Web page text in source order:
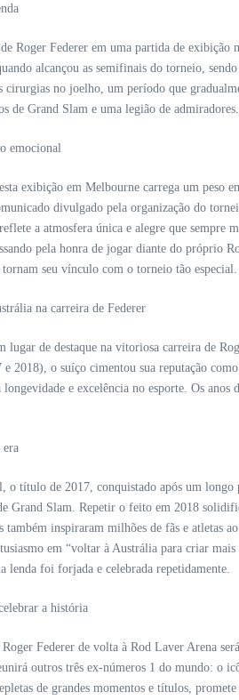
Roger Federer em uma partida de
alcançou as semifinais do torneio,
cirurgias no joelho, um período que
de Grand Slam e uma legião de admiradores.
emocional
exibição em Melbourne carrega um peso
divulgado pela organização do
a atmosfera única e alegre que
pela honra de jogar diante do próprio
tornam seu vínculo com o torneio tão
na carreira de Federer
lugar de destaque na vitoriosa carreira de
2018), o suíço cimentou sua reputação
e excelência no esporte. Os
era
o título de 2017, conquistado após um
Grand Slam. Repetir o feito em 2018
também inspiraram milhões de fãs e atletas
em “voltar à Austrália para criar
lenda foi forjada e celebrada repetidamente.
a história
Federer de volta à Rod Laver Arena
outros três ex-números 1 do mundo: o
de grandes momentos e títulos,